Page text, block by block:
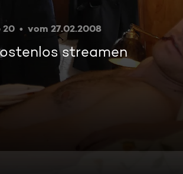
20 vom 27.02.2008
streamen